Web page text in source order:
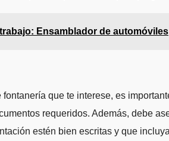
Ensamblador de automóviles
que te interese, es
requeridos. Además, debe
estén bien escritas y que